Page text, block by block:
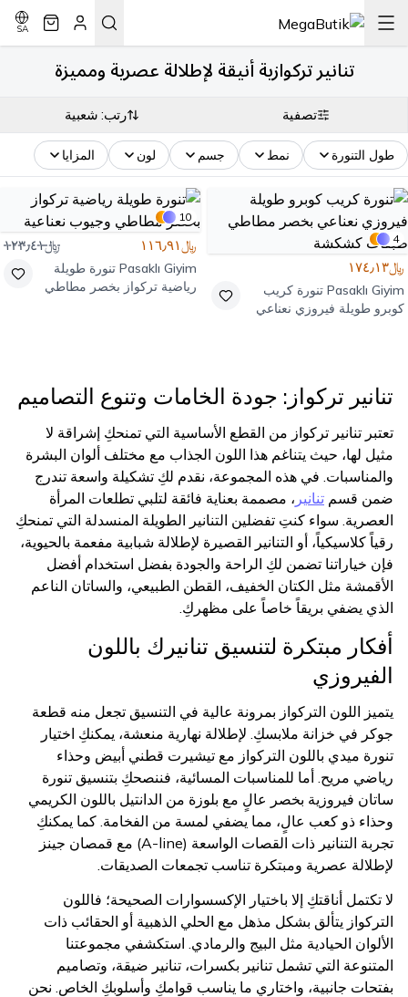
SA
تنانير تركوازية أنيقة لإطلالة عصرية ومميزة
تصفية رتب: شعبية
طول التنورة نمط جسم لون المزايا
4
﷼١٧٤٫١٣
Pasaklı Giyim تنورة كريب
كوبرو طويلة فيروزي نعناعي
10
﷼١١٦٫٩١ ﷼١٢٣٫٤١
Pasaklı Giyim تنورة طويلة
رياضية تركواز بخصر مطاطي
تنانير تركواز: جودة الخامات وتنوع التصاميم
تعتبر تنانير تركواز من القطع الأساسية التي تمنحكِ إشراقة لا
مثيل لها، حيث يتناغم هذا اللون الجذاب مع مختلف ألوان البشرة
والمناسبات. في هذه المجموعة، نقدم لكِ تشكيلة واسعة تندرج
ضمن قسم تنانير ، مصممة بعناية فائقة لتلبي تطلعات المرأة
العصرية. سواء كنتِ تفضلين التنانير الطويلة المنسدلة التي تمنحكِ
رقياً كلاسيكياً، أو التنانير القصيرة لإطلالة شبابية مفعمة بالحيوية،
فإن خياراتنا تضمن لكِ الراحة والجودة بفضل استخدام أفضل
الأقمشة مثل الكتان الخفيف، القطن الطبيعي، والساتان الناعم
الذي يضفي بريقاً خاصاً على مظهركِ.
أفكار مبتكرة لتنسيق تنانيرك باللون
الفيروزي
يتميز اللون التركواز بمرونة عالية في التنسيق تجعل منه قطعة
جوكر في خزانة ملابسكِ. لإطلالة نهارية منعشة، يمكنكِ اختيار
تنورة ميدي باللون التركواز مع تيشيرت قطني أبيض وحذاء
رياضي مريح. أما للمناسبات المسائية، فننصحكِ بتنسيق تنورة
ساتان فيروزية بخصر عالٍ مع بلوزة من الدانتيل باللون الكريمي
وحذاء ذو كعب عالٍ، مما يضفي لمسة من الفخامة. كما يمكنكِ
تجربة التنانير ذات القصات الواسعة (A-line) مع قمصان جينز
لإطلالة عصرية ومبتكرة تناسب تجمعات الصديقات.
لا تكتمل أناقتكِ إلا باختيار الإكسسوارات الصحيحة؛ فاللون
التركواز يتألق بشكل مذهل مع الحلي الذهبية أو الحقائب ذات
الألوان الحيادية مثل البيج والرمادي. استكشفي مجموعتنا
المتنوعة التي تشمل تنانير بكسرات، تنانير ضيقة، وتصاميم
بفتحات جانبية، واختاري ما يناسب قوامكِ وأسلوبكِ الخاص. نحن